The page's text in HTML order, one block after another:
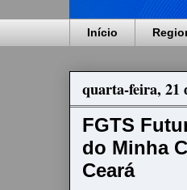
Início
quarta-feira, 21
FGTS
do Minha
Ceará